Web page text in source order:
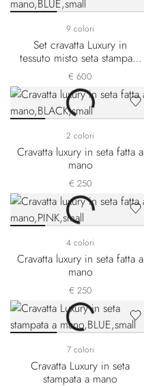
9 colori
Set cravatta Luxury in
tessuto misto seta stampato
a mano
€ 600
2 colori
Cravatta luxury in seta fatta a
mano
€ 250
4 colori
Cravatta luxury in seta fatta a
mano
€ 250
7 colori
Cravatta Luxury in seta
stampata a mano